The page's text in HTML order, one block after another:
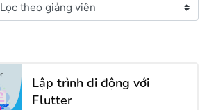
Lọc theo giảng viên
Lập trình di động với
Flutter